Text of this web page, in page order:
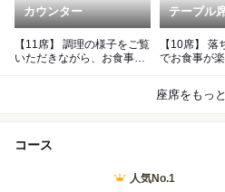
カウンター
【11席】 調理の様子をご覧
いただきながら、お食事を
テーブル
【10席】 落ち着いた雰囲気
でお食事が
座席をもっ
コース
人気No.1